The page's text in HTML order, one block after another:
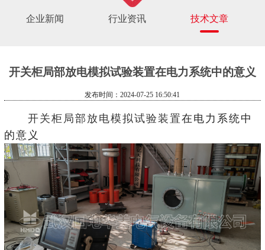
企业新闻 行业资讯 技术文章
开关柜局部放电模拟试验装置在电力系统中的意义
发布时间：2024-07-25 16:50:41
开关柜局部放电模拟试验装置在电力系统中
的意义